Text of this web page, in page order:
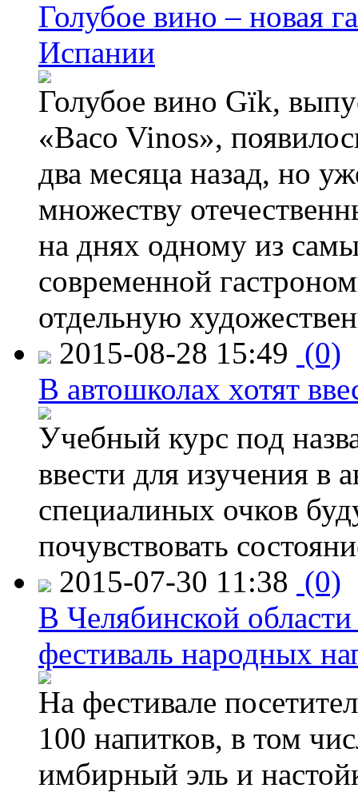
Голубое вино – новая
Испании
Голубое вино Gïk,
«Baco Vinos»,
два месяца назад, но
множеству
на днях одному из
современной
отдельную
2015-08-28 15:49 (0)
В автошколах хотят
Учебный курс под
ввести для изучения
специалиных очков
почувствовать
2015-07-30 11:38 (0)
В Челябинской
фестиваль народных
На фестивале
100 напитков, в том
имбирный эль и